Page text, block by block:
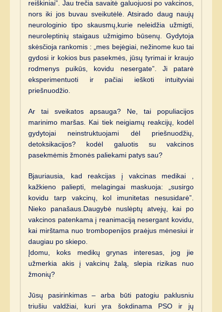
reiškiniai”. Jau trečia savaitė galuojuosi po vakcinos,
nors iki jos buvau sveikutėlė. Atsirado daug naujų
neurologinio tipo skausmų,kurie neleidžia užmigti,
neuroleptinių staigaus užmigimo būsenų. Gydytoja
skėsčioja rankomis : „mes bejėgiai, nežinome kuo tai
gydosi ir kokios bus pasekmės, jūsų tyrimai ir kraujo
rodmenys puikūs, kovidu nesergate”. Ji patarė
eksperimentuoti ir pačiai ieškoti intuityviai
priešnuodžio.
Ar tai sveikatos apsauga? Ne, tai populiacijos
marinimo maršas. Kai tiek neigiamų reakcijų, kodėl
gydytojai neinstruktuojami dėl priešnuodžių,
detoksikacijos? kodėl galuotis su vakcinos
pasekmėmis žmonės paliekami patys sau?
Bjauriausia, kad reakcijas į vakcinas medikai ,
kažkieno paliepti, melagingai maskuoja: „susirgo
kovidu tarp vakcinų, kol imunitetas nesusidarė”.
Nieko panašaus.Daugybė nuslėptų atvejų, kai po
vakcinos patenkama į reanimaciją nesergant kovidu,
kai mirštama nuo trombopenijos praėjus mėnesiui ir
daugiau po skiepo.
Įdomu, koks medikų grynas interesas, jog jie
užmerkia akis į vakcinų žalą, slepia rizikas nuo
žmonių?
Jūsų pasirinkimas – arba būti patogiu paklusniu
triušiu valdžiai, kuri yra šokdinama PSO ir jų